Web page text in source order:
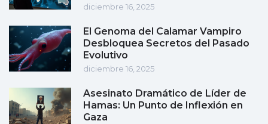
diciembre 16, 2025
El Genoma del Calamar Vampiro
Desbloquea Secretos del Pasado
Evolutivo
diciembre 16, 2025
Asesinato Dramático de Líder de
Hamas: Un Punto de Inflexión en
Gaza